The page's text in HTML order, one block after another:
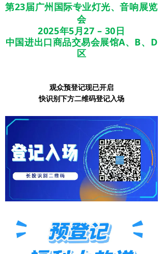
第23届广州国际专业灯光、音响展览
会
2025年5月27 – 30日
中国进出口商品交易会展馆A、B、D
区
观众预登记现已开启
快识别下方二维码登记入场